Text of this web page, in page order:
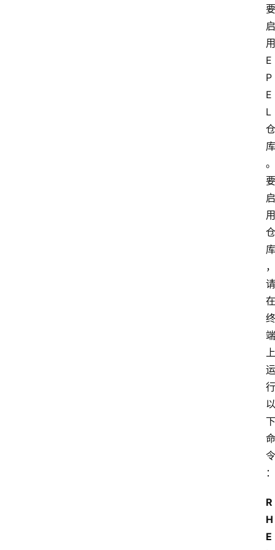
要
启
用
E
P
E
L
仓
库
。
要
启
用
仓
库
，
请
在
终
端
上
运
行
以
下
命
令
：
R
H
E